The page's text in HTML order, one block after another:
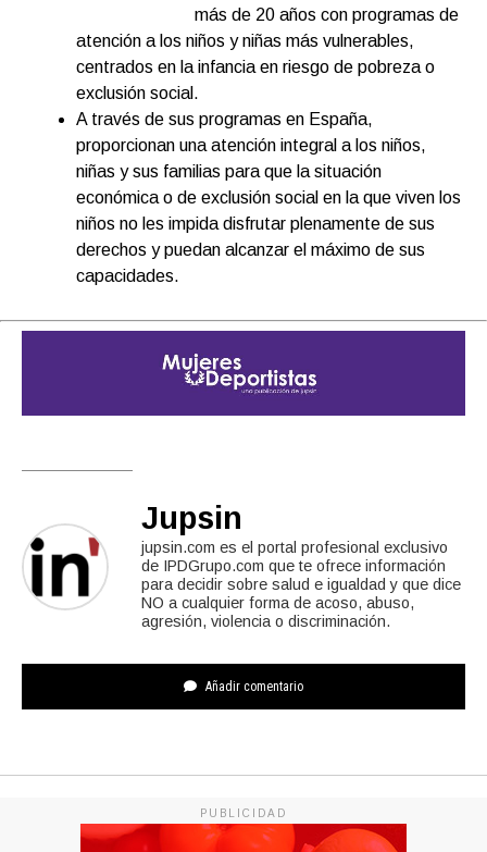
más de 20 años con programas de
atención a los niños y niñas más vulnerables,
centrados en la infancia en riesgo de pobreza o
exclusión social.
A través de sus programas en España,
proporcionan una atención integral a los niños,
niñas y sus familias para que la situación
económica o de exclusión social en la que viven los
niños no les impida disfrutar plenamente de sus
derechos y puedan alcanzar el máximo de sus
capacidades.
Jupsin
jupsin.com es el portal profesional exclusivo
de IPDGrupo.com que te ofrece información
para decidir sobre salud e igualdad y que dice
NO a cualquier forma de acoso, abuso,
agresión, violencia o discriminación.
Añadir comentario
PUBLICIDAD